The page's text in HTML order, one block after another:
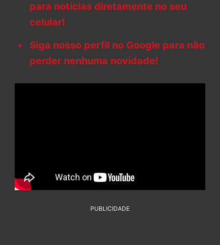
para notícias diretamente no seu
celular!
Siga nosso perfil no Google para não
perder nenhuma novidade!
PUBLICIDADE